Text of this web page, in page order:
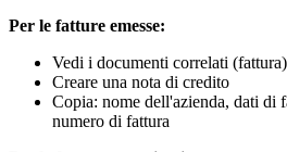
Per le fatture emesse:
Vedi i documenti correlati (fattura)
Creare una nota di credito
Copia: nome dell'azienda, dati di
numero di fattura